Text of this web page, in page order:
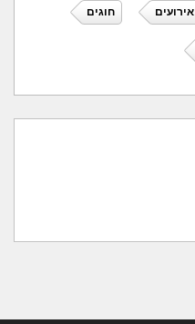
אירועים חוגים